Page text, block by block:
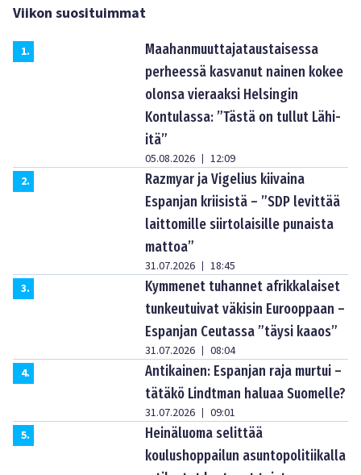
Viikon suosituimmat
1.
Maahanmuuttajataustaisessa
perheessä kasvanut nainen kokee
olonsa vieraaksi Helsingin
Kontulassa: ”Tästä on tullut Lähi-
itä”
05.08.2026 | 12:09
2.
Razmyar ja Vigelius kiivaina
Espanjan kriisistä – ”SDP levittää
laittomille siirtolaisille punaista
mattoa”
31.07.2026 | 18:45
3.
Kymmenet tuhannet afrikkalaiset
tunkeutuivat väkisin Eurooppaan –
Espanjan Ceutassa ”täysi kaaos”
31.07.2026 | 08:04
4.
Antikainen: Espanjan raja murtui –
tätäkö Lindtman haluaa Suomelle?
31.07.2026 | 09:01
5.
Heinäluoma selittää
koulushoppailun asuntopolitiikalla